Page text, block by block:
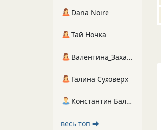
Dana Noire
Тай Ночка
Валентина_Захарова
Галина Суховерх
Константин Балухта
весь топ ⮕